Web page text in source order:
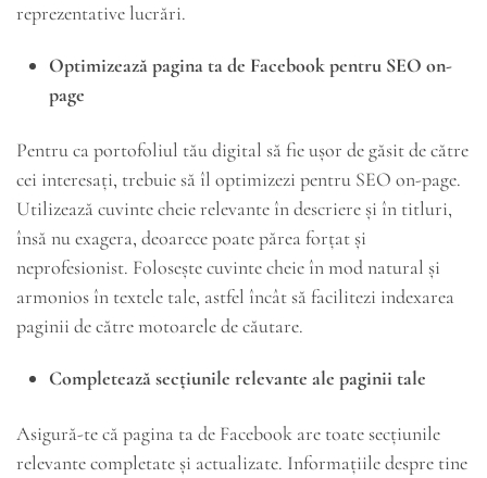
reprezentative lucrări.
Optimizează pagina ta de Facebook pentru SEO on-
page
Pentru ca portofoliul tău digital să fie ușor de găsit de către
cei interesați, trebuie să îl optimizezi pentru SEO on-page.
Utilizează cuvinte cheie relevante în descriere și în titluri,
însă nu exagera, deoarece poate părea forțat și
neprofesionist. Folosește cuvinte cheie în mod natural și
armonios în textele tale, astfel încât să facilitezi indexarea
paginii de către motoarele de căutare.
Completează secțiunile relevante ale paginii tale
Asigură-te că pagina ta de Facebook are toate secțiunile
relevante completate și actualizate. Informațiile despre tine